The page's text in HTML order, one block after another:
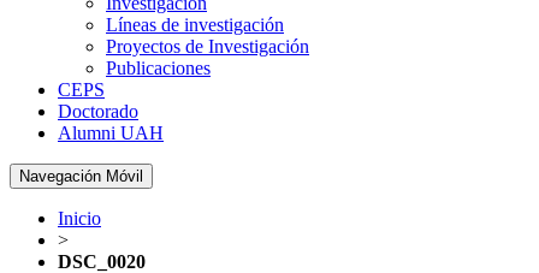
Líneas de investigación
Proyectos de Investigación
Publicaciones
CEPS
Doctorado
Alumni UAH
Navegación Móvil
Inicio
>
DSC_0020